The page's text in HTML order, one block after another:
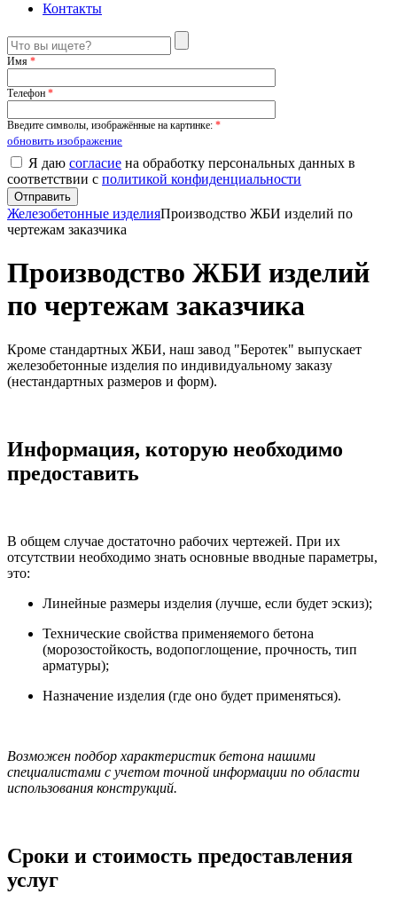
Контакты
Имя *
Телефон *
Введите символы, изображённые на картинке: *
обновить изображение
Я даю согласие на обработку персональных данных в
соответствии с политикой конфиденциальности
Железобетонные изделияПроизводство ЖБИ изделий по
чертежам заказчика
Производство ЖБИ изделий
по чертежам заказчика
Кроме стандартных ЖБИ, наш завод "Беротек" выпускает
железобетонные изделия по индивидуальному заказу
(нестандартных размеров и форм).
Информация, которую необходимо
предоставить
В общем случае достаточно рабочих чертежей. При их
отсутствии необходимо знать основные вводные параметры,
это:
Линейные размеры изделия (лучше, если будет эскиз);
Технические свойства применяемого бетона
(морозостойкость, водопоглощение, прочность, тип
арматуры);
Назначение изделия (где оно будет применяться).
Возможен подбор характеристик бетона нашими
специалистами с учетом точной информации по области
использования конструкций.
Сроки и стоимость предоставления
услуг